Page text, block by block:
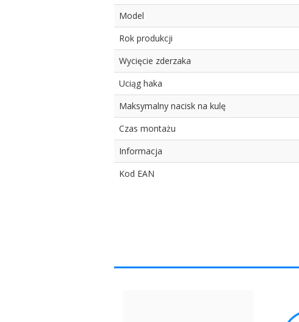
Model
Rok produkcji
Wycięcie zderzaka
Uciąg haka
Maksymalny nacisk na kulę
Czas montażu
Informacja
Kod EAN